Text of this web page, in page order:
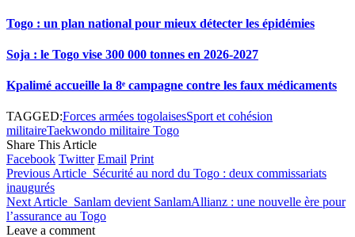
Togo : un plan national pour mieux détecter les épidémies
Soja : le Togo vise 300 000 tonnes en 2026-2027
Kpalimé accueille la 8ᵉ campagne contre les faux médicaments
TAGGED:Forces armées togolaisesSport et cohésion
militaireTaekwondo militaire Togo
Share This Article
Facebook Twitter Email Print
Previous Article Sécurité au nord du Togo : deux commissariats
inaugurés
Next Article Sanlam devient SanlamAllianz : une nouvelle ère pour
l’assurance au Togo
Leave a comment